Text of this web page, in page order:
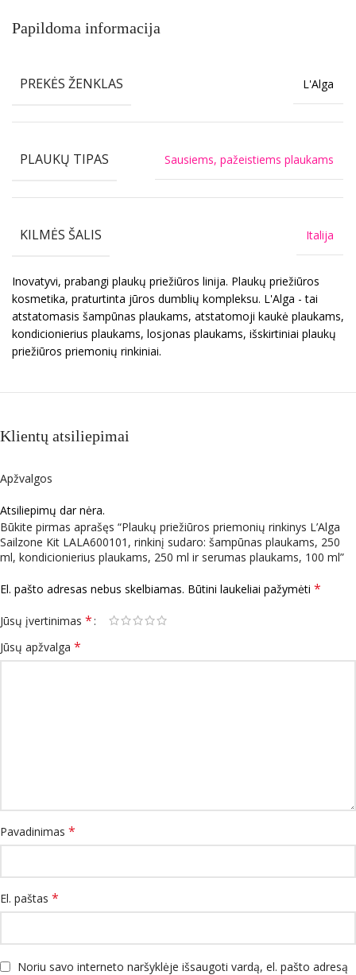
Papildoma informacija
PREKĖS ŽENKLAS L'Alga
PLAUKŲ TIPAS Sausiems, pažeistiems plaukams
KILMĖS ŠALIS Italija
Inovatyvi, prabangi plaukų priežiūros linija. Plaukų priežiūros
kosmetika, praturtinta jūros dumblių kompleksu. L'Alga - tai
atstatomasis šampūnas plaukams, atstatomoji kaukė plaukams,
kondicionierius plaukams, losjonas plaukams, išskirtiniai plaukų
priežiūros priemonių rinkiniai.
Klientų atsiliepimai
Apžvalgos
Atsiliepimų dar nėra.
Būkite pirmas aprašęs “Plaukų priežiūros priemonių rinkinys L’Alga
Sailzone Kit LALA600101, rinkinį sudaro: šampūnas plaukams, 250
ml, kondicionierius plaukams, 250 ml ir serumas plaukams, 100 ml”
El. pašto adresas nebus skelbiamas. Būtini laukeliai pažymėti *
Jūsų įvertinimas *
Jūsų apžvalga *
Pavadinimas *
El. paštas *
Noriu savo interneto naršyklėje išsaugoti vardą, el. pašto adresą